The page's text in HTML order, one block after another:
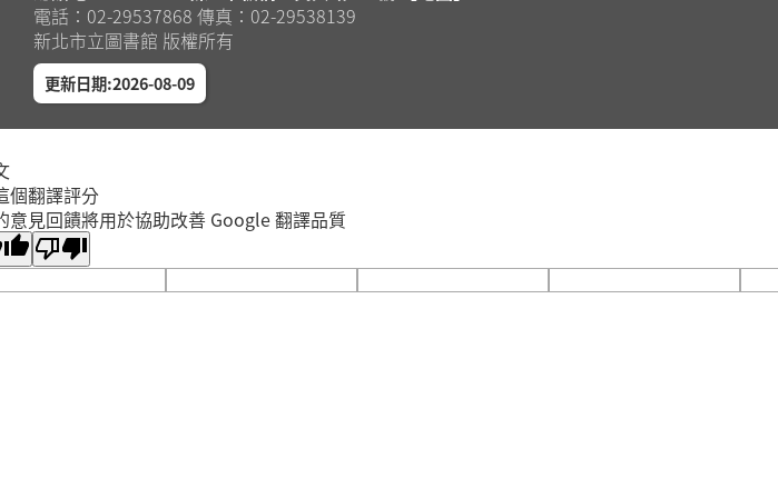
電話：02-29537868 傳真：02-29538139
新北市立圖書館 版權所有
更新日期:2026-08-09
個翻譯評分
意見回饋將用於協助改善 Google 翻譯品質